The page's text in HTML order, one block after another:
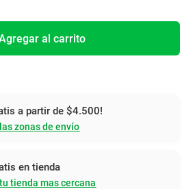
al carrito
a partir de $4.500!
zonas de envío
en tienda
tienda mas cercana